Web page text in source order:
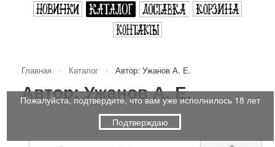
Главная › Каталог › Автор: Ужанов А. Е.
Автор: Ужанов А. Е.
Пожалуйста, подтвердите, что вам уже исполнилось 18 лет
Подтверждаю